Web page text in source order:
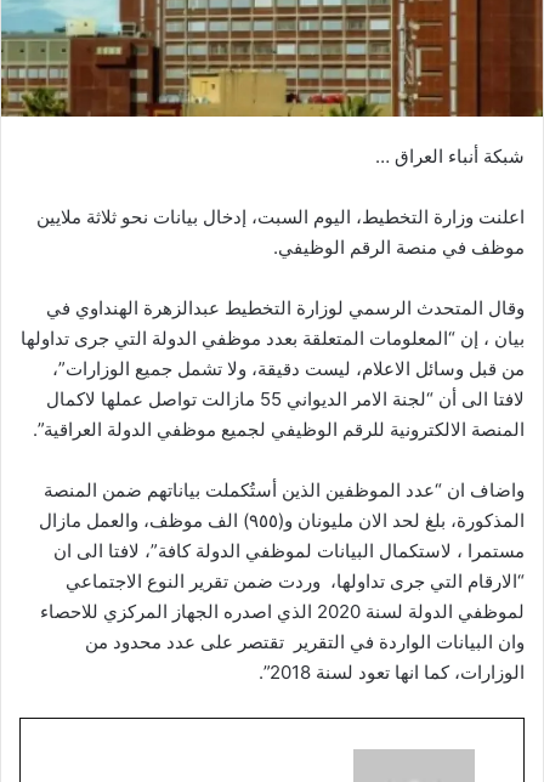
شبكة أنباء العراق …
اعلنت وزارة التخطيط، اليوم السبت، إدخال بيانات نحو ثلاثة ملايين
موظف في منصة الرقم الوظيفي.
وقال المتحدث الرسمي لوزارة التخطيط عبدالزهرة الهنداوي في
بيان ، إن “المعلومات المتعلقة بعدد موظفي الدولة التي جرى تداولها
من قبل وسائل الاعلام، ليست دقيقة، ولا تشمل جميع الوزارات”،
لافتا الى أن “لجنة الامر الديواني 55 مازالت تواصل عملها لاكمال
المنصة الالكترونية للرقم الوظيفي لجميع موظفي الدولة العراقية”.
واضاف ان “عدد الموظفين الذين أستُكملت بياناتهم ضمن المنصة
المذكورة، بلغ لحد الان مليونان و(٩٥٥) الف موظف، والعمل مازال
مستمرا ، لاستكمال البيانات لموظفي الدولة كافة”، لافتا الى ان
“الارقام التي جرى تداولها، وردت ضمن تقرير النوع الاجتماعي
لموظفي الدولة لسنة 2020 الذي اصدره الجهاز المركزي للاحصاء
وان البيانات الواردة في التقرير تقتصر على عدد محدود من
الوزارات، كما انها تعود لسنة 2018”.